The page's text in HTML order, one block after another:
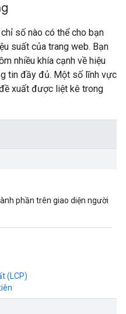
số nào có thể cho bạn
suất của trang web. Bạn
nhiều khía cạnh về hiệu
tin đầy đủ. Một số lĩnh vực
xuất được liệt kê trong
phần trên giao diện người
(LCP)